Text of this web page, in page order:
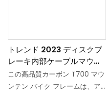
せます。
トレンド 2023 ディスクブ
レーキ内部ケーブルマウン
テンバイクフレームスルー
アクスルモデルマット 14
この高品質カーボン T700 マウ
ンテン バイク フレームは、ア